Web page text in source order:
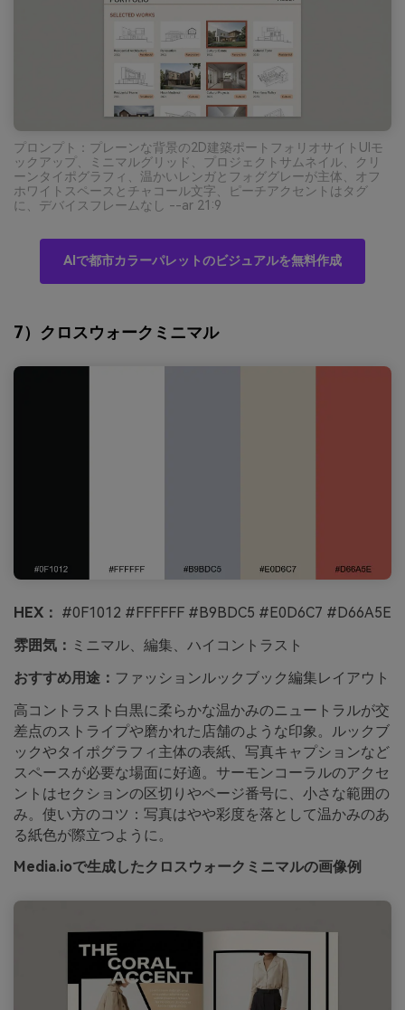
プロンプト：プレーンな背景の2D建築ポートフォリオサイトUIモ
ックアップ、ミニマルグリッド、プロジェクトサムネイル、クリ
ーンタイポグラフィ、温かいレンガとフォググレーが主体、オフ
ホワイトスペースとチャコール文字、ピーチアクセントはタグ
に、デバイスフレームなし --ar 21:9
AIで都市カラーパレットのビジュアルを無料作成
7）クロスウォークミニマル
HEX： #0F1012 #FFFFFF #B9BDC5 #E0D6C7 #D66A5E
雰囲気： ミニマル、編集、ハイコントラスト
おすすめ用途： ファッションルックブック編集レイアウト
高コントラスト白黒に柔らかな温かみのニュートラルが交
差点のストライプや磨かれた店舗のような印象。ルックブ
ックやタイポグラフィ主体の表紙、写真キャプションなど
スペースが必要な場面に好適。サーモンコーラルのアクセ
ントはセクションの区切りやページ番号に、小さな範囲の
み。使い方のコツ：写真はやや彩度を落として温かみのあ
る紙色が際立つように。
Media.ioで生成したクロスウォークミニマルの画像例